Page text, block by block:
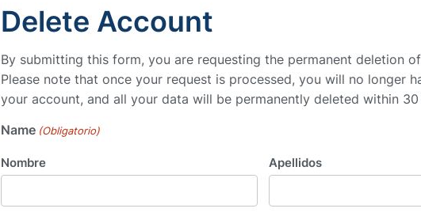
Delete Account
By submitting this form, you are requesting the permanent deletion
Please note that once your request is processed, you will no longer
your account, and all your data will be permanently deleted within 30
Name (Obligatorio)
Nombre Apellidos